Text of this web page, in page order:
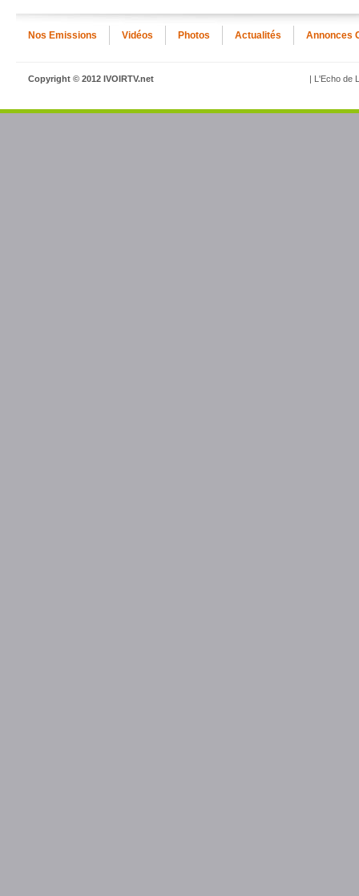
Nos Emissions Vidéos Photos Actualités Annonces
Copyright © 2012 IVOIRTV.net | L'Echo de